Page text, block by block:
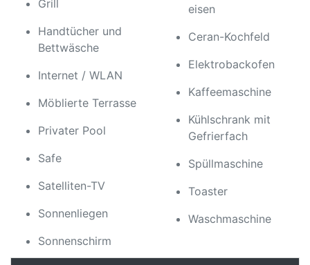
Grill
Handtücher und
Bettwäsche
Internet / WLAN
Möblierte Terrasse
Privater Pool
Safe
Satelliten-TV
Sonnenliegen
Sonnenschirm
eisen
Ceran-Kochfeld
Elektrobackofen
Kaffeemaschine
Kühlschrank mit
Gefrierfach
Spüllmaschine
Toaster
Waschmaschine